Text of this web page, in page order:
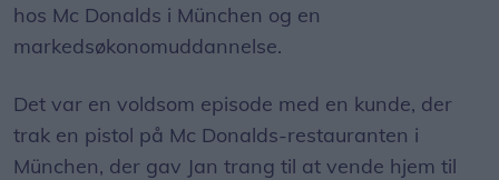
hos Mc Donalds i München og en
markedsøkonomuddannelse.
Det var en voldsom episode med en kunde, der
trak en pistol på Mc Donalds-restauranten i
München, der gav Jan trang til at vende hjem til